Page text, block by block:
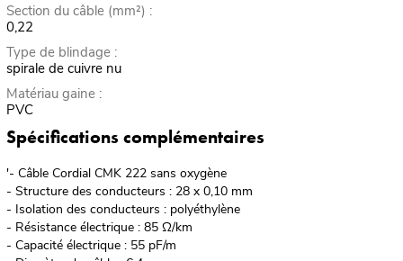
Section du câble (mm²) :
0,22
Type de blindage :
spirale de cuivre nu
Matériau gaine :
PVC
Spécifications complémentaires
'- Câble Cordial CMK 222 sans oxygène
- Structure des conducteurs : 28 x 0,10 mm
- Isolation des conducteurs : polyéthylène
- Résistance électrique : 85 Ω/km
- Capacité électrique : 55 pF/m